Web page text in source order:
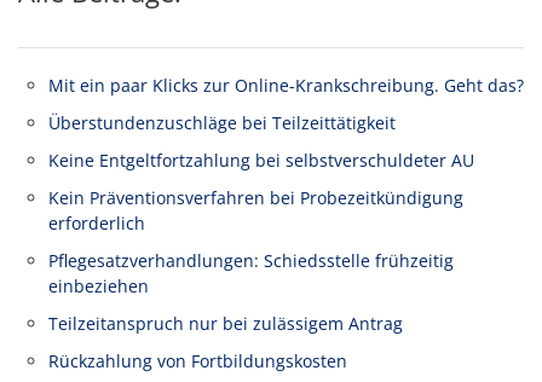
Mit ein paar Klicks zur Online-Krankschreibung. Geht das?
Überstundenzuschläge bei Teilzeittätigkeit
Keine Entgeltfortzahlung bei selbstverschuldeter AU
Kein Präventionsverfahren bei Probezeitkündigung
erforderlich
Pflegesatzverhandlungen: Schiedsstelle frühzeitig
einbeziehen
Teilzeitanspruch nur bei zulässigem Antrag
Rückzahlung von Fortbildungskosten